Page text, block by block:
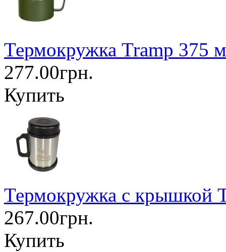
Термокружка Tramp 375
277.00грн.
Купить
Термокружка с крышкой
267.00грн.
Купить